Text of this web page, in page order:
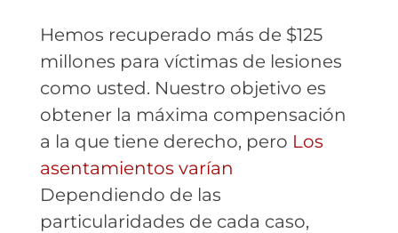
Hemos recuperado más de $125
millones para víctimas de lesiones
como usted. Nuestro objetivo es
obtener la máxima compensación
a la que tiene derecho, pero Los
asentamientos varían
Dependiendo de las
particularidades de cada caso,